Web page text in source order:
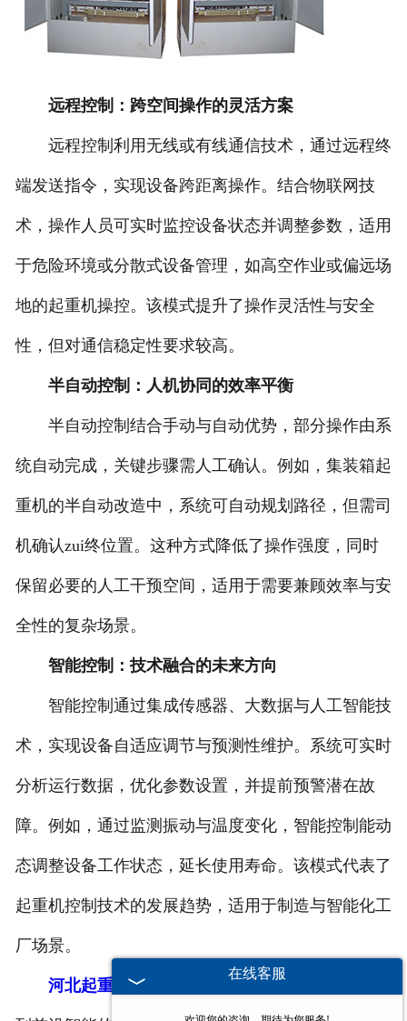
远程控制：跨空间操作的灵活方案
远程控制利用无线或有线通信技术，通过远程终
端发送指令，实现设备跨距离操作。结合物联网技
术，操作人员可实时监控设备状态并调整参数，适用
于危险环境或分散式设备管理，如高空作业或偏远场
地的起重机操控。该模式提升了操作灵活性与安全
性，但对通信稳定性要求较高。
半自动控制：人机协同的效率平衡
半自动控制结合手动与自动优势，部分操作由系
统自动完成，关键步骤需人工确认。例如，集装箱起
重机的半自动改造中，系统可自动规划路径，但需司
机确认zui终位置。这种方式降低了操作强度，同时
保留必要的人工干预空间，适用于需要兼顾效率与安
全性的复杂场景。
智能控制：技术融合的未来方向
智能控制通过集成传感器、大数据与人工智能技
术，实现设备自适应调节与预测性维护。系统可实时
分析运行数据，优化参数设置，并提前预警潜在故
障。例如，通过监测振动与温度变化，智能控制能动
态调整设备工作状态，延长使用寿命。该模式代表了
起重机控制技术的发展趋势，适用于制造与智能化工
厂场景。
河北起重机电气柜 的控制模式涵盖了从基础手动
在线客服